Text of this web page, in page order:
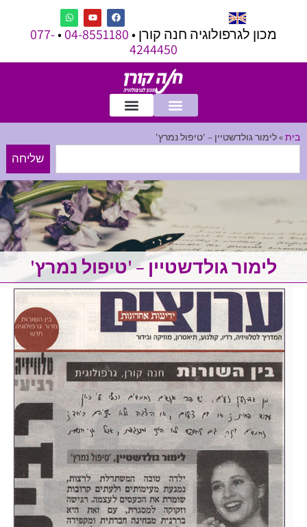
מכון לגרפולוגיה חנה קורן •04-8551180
•
077-
4244450
בית »לימור גולדשטיין – 'טיפול נמרץ'
שליחה
לימור גולדשטיין – 'טיפול נמרץ'